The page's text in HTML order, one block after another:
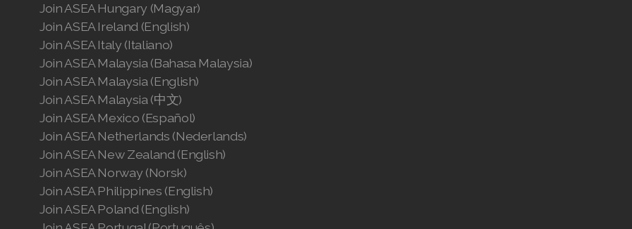
Join ASEA Hungary (Magyar)
Join ASEA Ireland (English)
Join ASEA Italy (Italiano)
Join ASEA Malaysia (Bahasa Malaysia)
Join ASEA Malaysia (English)
Join ASEA Malaysia (中文)
Join ASEA Mexico (Español)
Join ASEA Netherlands (Nederlands)
Join ASEA New Zealand (English)
Join ASEA Norway (Norsk)
Join ASEA Philippines (English)
Join ASEA Poland (English)